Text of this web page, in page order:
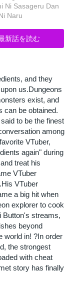
Ni Sasageru Dan
Naru
新話を読む
and they
us.Dungeons
exist, and
can be obtained.
to be the finest
among
VTuber,
again" during
treat his
VTuber
VTuber
a big hit when
explorer to cook
Button's streams,
beyond
world in! ?In order
the strongest
with cheat
story has finally